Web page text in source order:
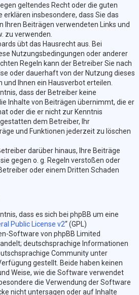
geltendes Recht oder die guten
erklären insbesondere, dass Sie das
Ihren Beiträgen verwendeten Links und
zu verwenden.
übt das Hausrecht aus. Bei
Nutzungsbedingungen oder anderer
Regeln kann der Betreiber Sie nach
oder dauerhaft von der Nutzung dieses
und Ihnen ein Hausverbot erteilen.
dass der Betreiber keine
Inhalte von Beiträgen übernimmt, die er
oder die er nicht zur Kenntnis
dem Betreiber, Ihr
und Funktionen jederzeit zu löschen
darüber hinaus, Ihre Beiträge
gegen o. g. Regeln verstoßen oder
oder einem Dritten Schaden
dass es sich bei phpBB um eine
Public License v2“ (GPL)
Software von phpBB Limited
deutschsprachige Informationen
Community unter
gestellt. Beide haben keinen
Weise, wie die Software verwendet
die Verwendung der Software
nicht untersagen oder auf Inhalte